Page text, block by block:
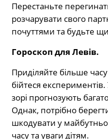
Перестаньте
розчарувати свого
почуттями та будьте
Гороскоп для Левів.
Приділяйте більше
бійтеся
зорі прогнозують
Однак, потрібно
шкодувати у
часу та уваги дітям.